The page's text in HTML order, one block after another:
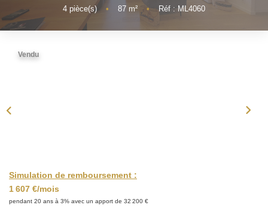
4 pièce(s) • 87 m² • Réf : ML4060
Vendu
Simulation de remboursement :
1 607 €/mois
pendant 20 ans à 3% avec un apport de 32 200 €